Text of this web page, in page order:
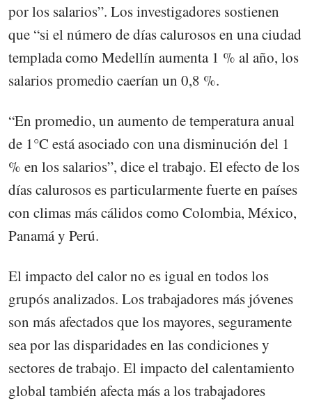
por los salarios”. Los investigadores sostienen
que “si el número de días calurosos en una ciudad
templada como Medellín aumenta 1 % al año, los
salarios promedio caerían un 0,8 %.
“En promedio, un aumento de temperatura anual
de 1°C está asociado con una disminución del 1
% en los salarios”, dice el trabajo. El efecto de los
días calurosos es particularmente fuerte en países
con climas más cálidos como Colombia, México,
Panamá y Perú.
El impacto del calor no es igual en todos los
grupós analizados. Los trabajadores más jóvenes
son más afectados que los mayores, seguramente
sea por las disparidades en las condiciones y
sectores de trabajo. El impacto del calentamiento
global también afecta más a los trabajadores